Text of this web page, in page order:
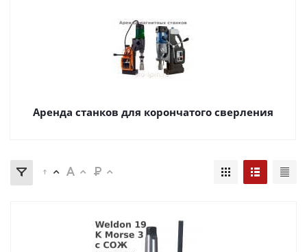
Аренда станков для корончатого сверления